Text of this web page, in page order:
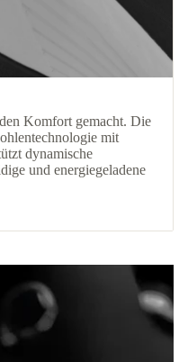
Komfort gemacht. Die
mit
dynamische
und energiegeladene